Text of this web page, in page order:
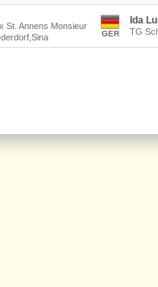
St. Annens Monsieur
GER
Ida
TG